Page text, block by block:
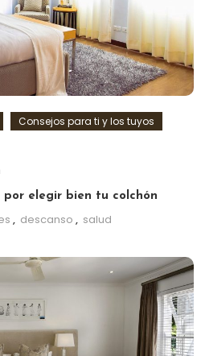
Consejos para ti y los tuyos
por elegir bien tu colchón
, descanso , salud